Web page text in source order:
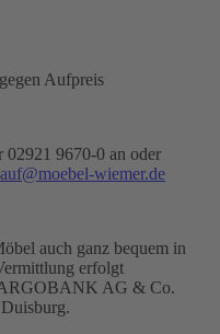
Aufpreis
02921 9670-0 an oder
wiemer.de
auch ganz bequem in
erfolgt
AG & Co.